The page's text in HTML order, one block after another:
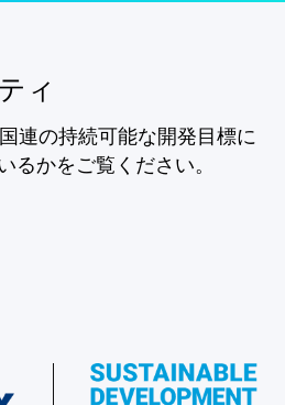
ィ
連の持続可能な開発目標に
るかをご覧ください。